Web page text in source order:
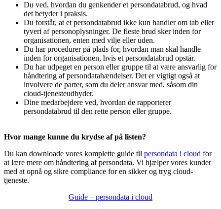
Du ved, hvordan du genkender et persondatabrud, og hvad
det betyder i praksis.
Du forstår, at et persondatabrud ikke kun handler om tab eller
tyveri af personoplysninger. De fleste brud sker inden for
organisationen, enten med vilje eller uden.
Du har procedurer på plads for, hvordan man skal handle
inden for organisationen, hvis et persondatabrud opstår.
Du har udpeget en person eller gruppe til at være ansvarlig for
håndtering af persondatahændelser. Det er vigtigt også at
involvere de parter, som du deler ansvar med, såsom din
cloud-tjenesteudbyder.
Dine medarbejdere ved, hvordan de rapporterer
persondatabrud til den rette person eller gruppe.
Hvor mange kunne du krydse af på listen?
Du kan downloade vores komplette guide til persondata i cloud for
at lære mere om håndtering af persondata. Vi hjælper vores kunder
med at opnå og sikre compliance for en sikker og tryg cloud-
tjeneste.
Guide – persondata i cloud